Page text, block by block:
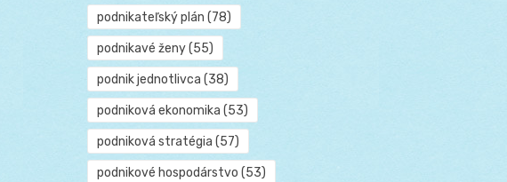
podnikateľský plán (78)
podnikavé ženy(55)
podnik jednotlivca (38)
podniková ekonomika (53)
podniková stratégia (57)
podnikové hospodárstvo (53)